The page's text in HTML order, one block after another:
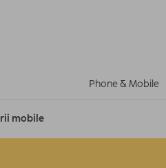
Phone & Mobile
mobile